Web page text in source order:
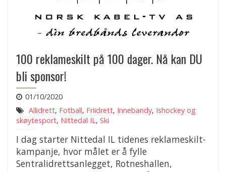
100 reklameskilt på 100 dager. Nå kan DU
bli sponsor!
01/10/2020
Allidrett, Fotball, Friidrett, Innebandy, Ishockey og
skøytesport, Nittedal IL, Ski
I dag starter Nittedal IL tidenes reklameskilt-
kampanje, hvor målet er å fylle
Sentralidrettsanlegget, Rotneshallen,